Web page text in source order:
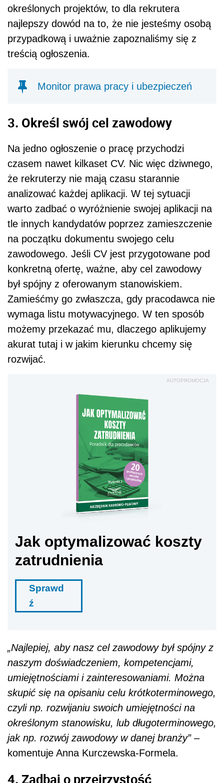
określonych projektów, to dla rekrutera
najlepszy dowód na to, że nie jesteśmy osobą
przypadkową i uważnie zapoznaliśmy się z
treścią ogłoszenia.
Monitor prawa pracy i ubezpieczeń
3. Określ swój cel zawodowy
Na jedno ogłoszenie o pracę przychodzi
czasem nawet kilkaset CV. Nic więc dziwnego,
że rekruterzy nie mają czasu starannie
analizować każdej aplikacji. W tej sytuacji
warto zadbać o wyróżnienie swojej aplikacji na
tle innych kandydatów poprzez zamieszczenie
na początku dokumentu swojego celu
zawodowego. Jeśli CV jest przygotowane pod
konkretną ofertę, ważne, aby cel zawodowy
był spójny z oferowanym stanowiskiem.
Zamieśćmy go zwłaszcza, gdy pracodawca nie
wymaga listu motywacyjnego. W ten sposób
możemy przekazać mu, dlaczego aplikujemy
akurat tutaj i w jakim kierunku chcemy się
rozwijać.
AUTOPROMOCJA
Jak optymalizować koszty
zatrudnienia
Sprawd
ź
„Najlepiej, aby nasz cel zawodowy był spójny z
naszym doświadczeniem, kompetencjami,
umiejętnościami i zainteresowaniami. Można
skupić się na opisaniu celu krótkoterminowego,
czyli np. rozwijaniu swoich umiejętności na
określonym stanowisku, lub długoterminowego,
jak np. rozwój zawodowy w danej branży”–
komentuje Anna Kurczewska-Formela.
4. Zadbaj o przejrzystość